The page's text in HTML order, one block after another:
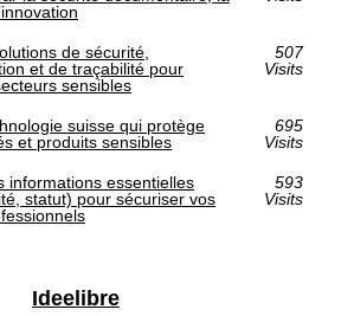
de sécurité,
et de traçabilité pour
sensibles
507
Visits
suisse qui protège
et produits sensibles
695
Visits
informations essentielles
statut) pour sécuriser vos
593
Visits
Ideelibre